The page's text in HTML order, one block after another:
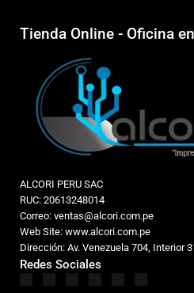
Tienda Online - Oficina
ALCORI PERU SAC
RUC: 20613248014
Correo: ventas@alcori.com.pe
Web Site: www.alcori.com.pe
Dirección: Av. Venezuela 704, Interior
Redes Sociales